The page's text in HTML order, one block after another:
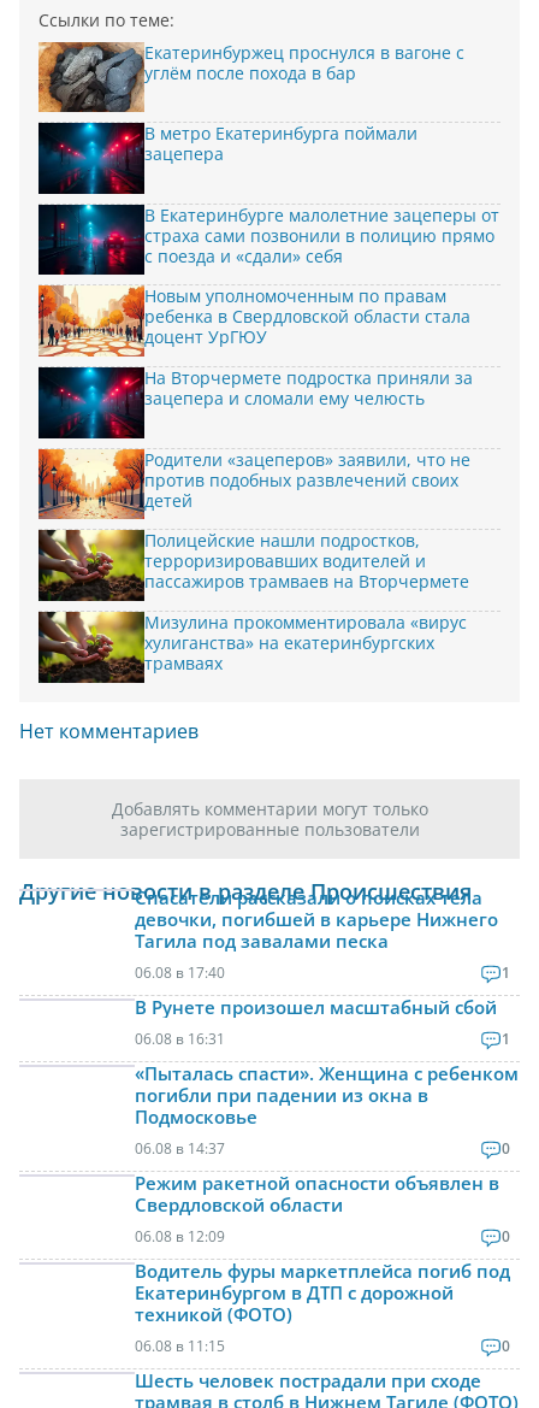
Ссылки по теме:
Екатеринбуржец проснулся в вагоне с
углём после похода в бар
В метро Екатеринбурга поймали
зацепера
В Екатеринбурге малолетние зацеперы от
страха сами позвонили в полицию прямо
с поезда и «сдали» себя
Новым уполномоченным по правам
ребенка в Свердловской области стала
доцент УрГЮУ
На Вторчермете подростка приняли за
зацепера и сломали ему челюсть
Родители «зацеперов» заявили, что не
против подобных развлечений своих
детей
Полицейские нашли подростков,
терроризировавших водителей и
пассажиров трамваев на Вторчермете
Мизулина прокомментировала «вирус
хулиганства» на екатеринбургских
трамваях
Нет комментариев
Добавлять комментарии могут только
зарегистрированные пользователи
Другие новости в разделе Происшествия
Спасатели рассказали о поисках тела
девочки, погибшей в карьере Нижнего
Тагила под завалами песка
06.08 в 17:40 1
В Рунете произошел масштабный сбой
06.08 в 16:31 1
«Пыталась спасти». Женщина с ребенком
погибли при падении из окна в
Подмосковье
06.08 в 14:37 0
Режим ракетной опасности объявлен в
Свердловской области
06.08 в 12:09 0
Водитель фуры маркетплейса погиб под
Екатеринбургом в ДТП с дорожной
техникой (ФОТО)
06.08 в 11:15 0
Шесть человек пострадали при сходе
трамвая в столб в Нижнем Тагиле (ФОТО)